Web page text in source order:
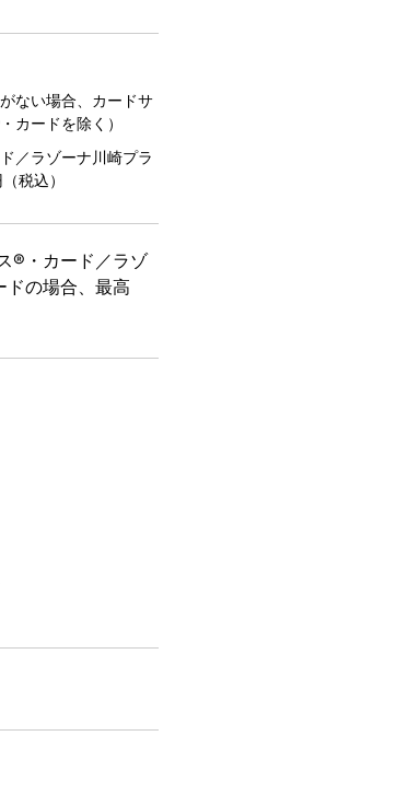
ない場合、カードサ
カードを除く）
／ラゾーナ川崎プラ
税込）
®・カード／ラゾ
ドの場合、最高